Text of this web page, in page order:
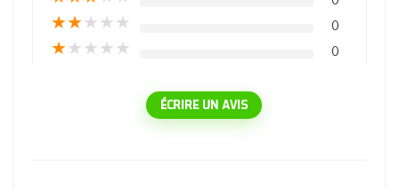
★★★ ★ ★ 0
★★ ★ ★ ★ 0
ÉCRIRE UN AVIS